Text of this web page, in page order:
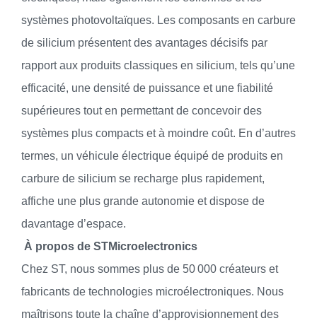
systèmes photovoltaïques. Les composants en carbure
de silicium présentent des avantages décisifs par
rapport aux produits classiques en silicium, tels qu’une
efficacité, une densité de puissance et une fiabilité
supérieures tout en permettant de concevoir des
systèmes plus compacts et à moindre coût. En d’autres
termes, un véhicule électrique équipé de produits en
carbure de silicium se recharge plus rapidement,
affiche une plus grande autonomie et dispose de
davantage d’espace.
À propos de STMicroelectronics
Chez ST, nous sommes plus de 50 000 créateurs et
fabricants de technologies microélectroniques. Nous
maîtrisons toute la chaîne d’approvisionnement des